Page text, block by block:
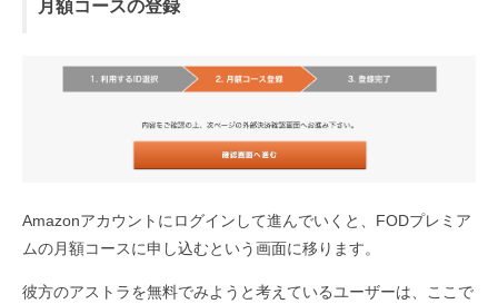
月額コースの登録
Amazonアカウントにログインして進んでいくと、FODプレミア
ムの月額コースに申し込むという画面に移ります。
彼方のアストラを無料でみようと考えているユーザーは、ここで